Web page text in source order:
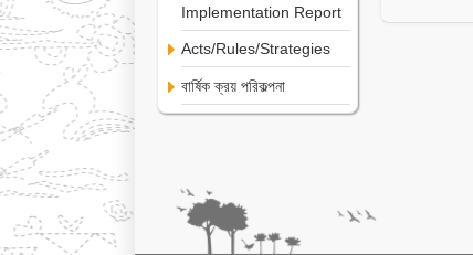
Implementation Report
Acts/Rules/Strategies
বার্ষিক ক্রয় পরিকল্পনা